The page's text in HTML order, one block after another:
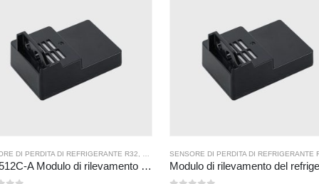
DI PERDITA DI REFRIGERANTE R32 SENSORE DI PERDITA DEL REFRIGERANTE R290 ,
ZRT512C-A Modulo di rilevamento del refrigerante | Sensore di gas NDIR per R32, R454B, R290 | Alimentazione ad ampio tensione
SENSORE DI PERDITA DI REFRIGERANTE